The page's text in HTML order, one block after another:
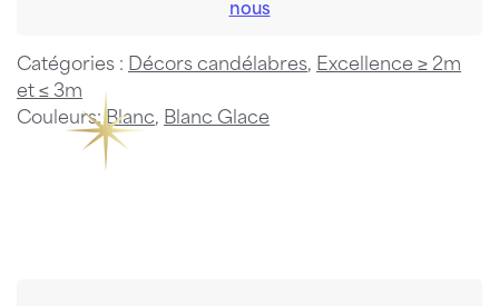
nous
Catégories : Décors candélabres, Excellence ≥ 2m
et ≤ 3m
Couleurs:Blanc, Blanc Glace